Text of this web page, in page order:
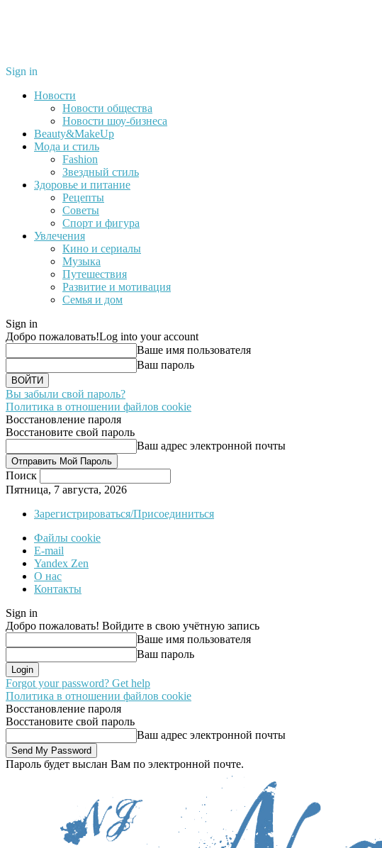
Sign in
Новости
Новости общества
Новости шоу-бизнеса
Beauty&MakeUp
Мода и стиль
Fashion
Звездный стиль
Здоровье и питание
Рецепты
Советы
Спорт и фигура
Увлечения
Кино и сериалы
Музыка
Путешествия
Развитие и мотивация
Семья и дом
Sign in
Добро пожаловать!Log into your account
Ваше имя пользователя
Ваш пароль
Вы забыли свой пароль?
Политика в отношении файлов cookie
Восстановление пароля
Восстановите свой пароль
Ваш адрес электронной почты
Поиск
Пятница, 7 августа, 2026
Зарегистрироваться/Присоединиться
Файлы cookie
E-mail
Yandex Zen
О нас
Контакты
Sign in
Добро пожаловать! Войдите в свою учётную запись
Ваше имя пользователя
Ваш пароль
Forgot your password? Get help
Политика в отношении файлов cookie
Восстановление пароля
Восстановите свой пароль
Ваш адрес электронной почты
Пароль будет выслан Вам по электронной почте.